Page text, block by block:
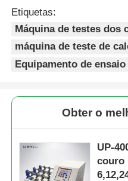
Etiquetas:
Máquina de testes dos
máquina de teste de
Equipamento de
Obter o
UP-
couro